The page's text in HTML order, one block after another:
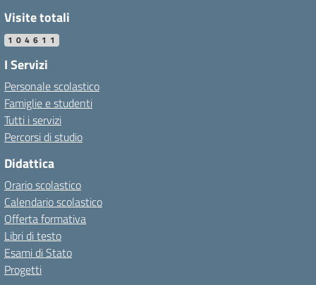
Visite totali
104611
I Servizi
Personale scolastico
Famiglie e studenti
Tutti i servizi
Percorsi di studio
Didattica
Orario scolastico
Calendario scolastico
Offerta formativa
Libri di testo
Esami di Stato
Progetti